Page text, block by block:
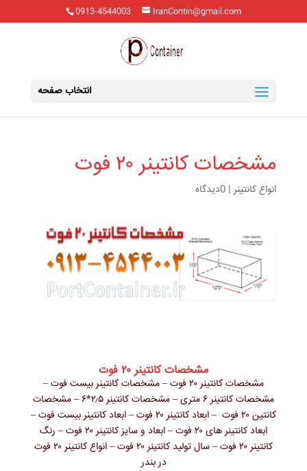
0913-4544003 IranContin@gmail.com
انتخاب صفحه
مشخصات کانتینر ۲۰ فوت
انواع کانتینر| 0دیدگاه
مشخصات کانتینر ۲۰ فوت
مشخصات کانتینر ۲۰ فوت – مشخصات کانتینر بیست فوت –
مشخصات کانتینر ۶ متری – مشخصات کانتینر ۲٫۵*۶ – مشخصات
کانتین ۲۰ فوت – ابعاد کانتینر ۲۰ فوت – ابعاد کانتینر بیست فوت –
ابعاد کانتینر های ۲۰ فوت – ابعاد و سایز کانتینر ۲۰ فوت – رنگ
کانتینر ۲۰ فوت – سال تولید کانتینر ۲۰ فوت – انواع کانتینر ۲۰ فوت
در بندر